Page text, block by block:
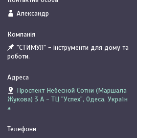
Александр
"СТИМУЛ" - інструменти для дому та
роботи.
Проспект Небесной Сотни (Маршала
Жукова) 3 А - ТЦ "Успех", Одеса, Україн
а